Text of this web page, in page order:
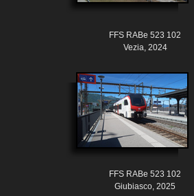
FFS RABe 523 102
Vezia, 2024
FFS RABe 523 102
Giubiasco, 2025